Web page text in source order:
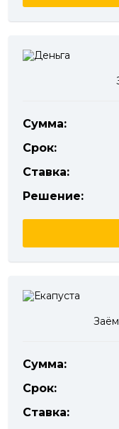
Сумма:
Срок:
Ставка:
Решение:
Сумма:
Срок:
Ставка: